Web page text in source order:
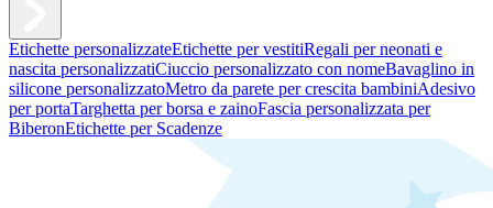
Etichette personalizzateEtichette per vestitiRegali per neonati e
nascita personalizzatiCiuccio personalizzato con nomeBavaglino in
silicone personalizzatoMetro da parete per crescita bambiniAdesivo
per portaTarghetta per borsa e zainoFascia personalizzata per
BiberonEtichette per Scadenze